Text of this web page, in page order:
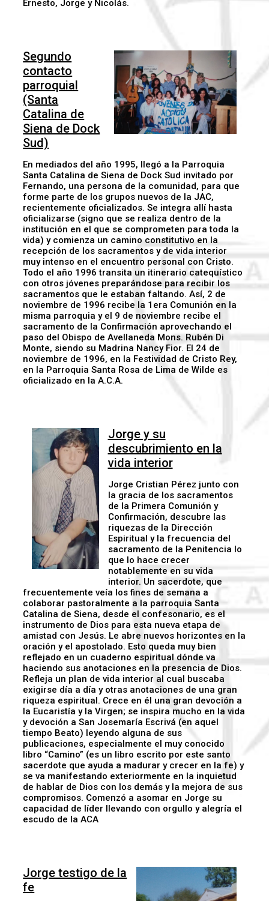
Ernesto, Jorge y Nicolás.
Segundo
contacto
parroquial
(Santa
Catalina de
Siena de Dock
Sud)
En mediados del año 1995, llegó a la Parroquia
Santa Catalina de Siena de Dock Sud invitado por
Fernando, una persona de la comunidad, para que
forme parte de los grupos nuevos de la JAC,
recientemente oficializados. Se integra allí hasta
oficializarse (signo que se realiza dentro de la
institución en el que se comprometen para toda la
vida) y comienza un camino constitutivo en la
recepción de los sacramentos y de vida interior
muy intenso en el encuentro personal con Cristo.
Todo el año 1996 transita un itinerario catequístico
con otros jóvenes preparándose para recibir los
sacramentos que le estaban faltando. Así, 2 de
noviembre de 1996 recibe la 1era Comunión en la
misma parroquia y el 9 de noviembre recibe el
sacramento de la Confirmación aprovechando el
paso del Obispo de Avellaneda Mons. Rubén Di
Monte, siendo su Madrina Nancy Fior. El 24 de
noviembre de 1996, en la Festividad de Cristo Rey,
en la Parroquia Santa Rosa de Lima de Wilde es
oficializado en la A.C.A.
Jorge y su
descubrimiento en la
vida interior
Jorge Cristian Pérez junto con
la gracia de los sacramentos
de la Primera Comunión y
Confirmación, descubre las
riquezas de la Dirección
Espiritual y la frecuencia del
sacramento de la Penitencia lo
que lo hace crecer
notablemente en su vida
interior. Un sacerdote, que
frecuentemente veía los fines de semana a
colaborar pastoralmente a la parroquia Santa
Catalina de Siena, desde el confesonario, es el
instrumento de Dios para esta nueva etapa de
amistad con Jesús. Le abre nuevos horizontes en la
oración y el apostolado. Esto queda muy bien
reflejado en un cuaderno espiritual dónde va
haciendo sus anotaciones en la presencia de Dios.
Refleja un plan de vida interior al cual buscaba
exigirse día a día y otras anotaciones de una gran
riqueza espiritual. Crece en él una gran devoción a
la Eucaristía y la Virgen; se inspira mucho en la vida
y devoción a San Josemaría Escrivá (en aquel
tiempo Beato) leyendo alguna de sus
publicaciones, especialmente el muy conocido
libro “Camino” (es un libro escrito por este santo
sacerdote que ayuda a madurar y crecer en la fe) y
se va manifestando exteriormente en la inquietud
de hablar de Dios con los demás y la mejora de sus
compromisos. Comenzó a asomar en Jorge su
capacidad de líder llevando con orgullo y alegría el
escudo de la ACA
Jorge testigo de la
fe